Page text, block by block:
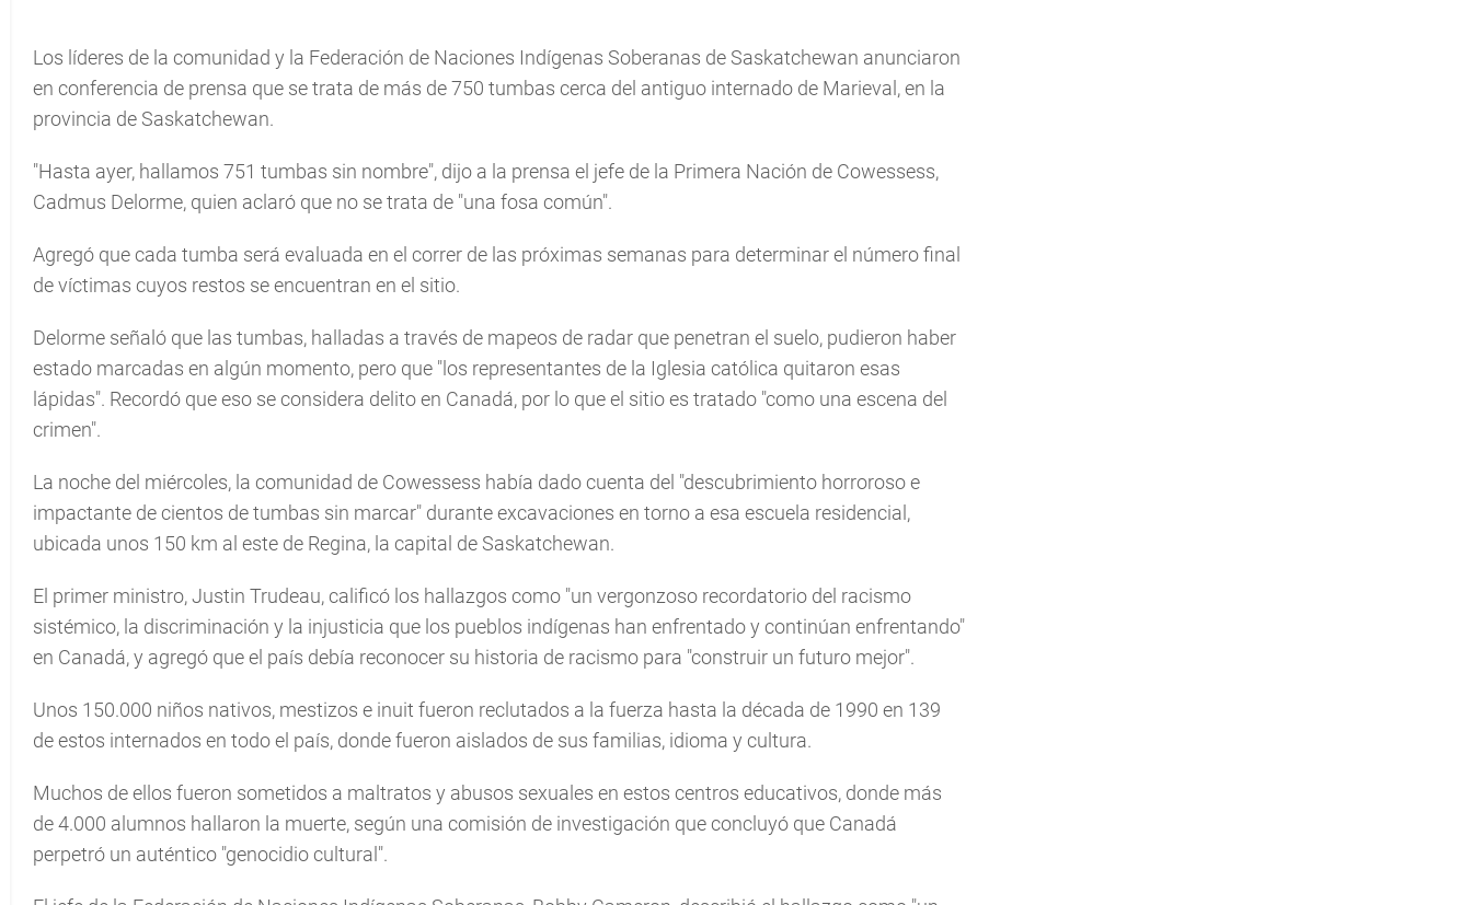
Los líderes de la comunidad y la Federación de Naciones Indígenas Soberanas de Saskatchewan anunciaron
en conferencia de prensa que se trata de más de 750 tumbas cerca del antiguo internado de Marieval, en la
provincia de Saskatchewan.
"Hasta ayer, hallamos 751 tumbas sin nombre", dijo a la prensa el jefe de la Primera Nación de Cowessess,
Cadmus Delorme, quien aclaró que no se trata de "una fosa común".
Agregó que cada tumba será evaluada en el correr de las próximas semanas para determinar el número final
de víctimas cuyos restos se encuentran en el sitio.
Delorme señaló que las tumbas, halladas a través de mapeos de radar que penetran el suelo, pudieron haber
estado marcadas en algún momento, pero que "los representantes de la Iglesia católica quitaron esas
lápidas". Recordó que eso se considera delito en Canadá, por lo que el sitio es tratado "como una escena del
crimen".
La noche del miércoles, la comunidad de Cowessess había dado cuenta del "descubrimiento horroroso e
impactante de cientos de tumbas sin marcar" durante excavaciones en torno a esa escuela residencial,
ubicada unos 150 km al este de Regina, la capital de Saskatchewan.
El primer ministro, Justin Trudeau, calificó los hallazgos como "un vergonzoso recordatorio del racismo
sistémico, la discriminación y la injusticia que los pueblos indígenas han enfrentado y continúan enfrentando"
en Canadá, y agregó que el país debía reconocer su historia de racismo para "construir un futuro mejor".
Unos 150.000 niños nativos, mestizos e inuit fueron reclutados a la fuerza hasta la década de 1990 en 139
de estos internados en todo el país, donde fueron aislados de sus familias, idioma y cultura.
Muchos de ellos fueron sometidos a maltratos y abusos sexuales en estos centros educativos, donde más
de 4.000 alumnos hallaron la muerte, según una comisión de investigación que concluyó que Canadá
perpetró un auténtico "genocidio cultural".